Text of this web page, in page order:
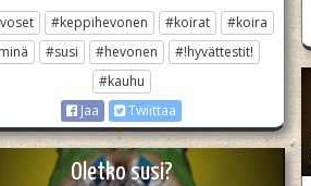
#keppihevonen #koirat
#koira
#susi #hevonen
#!hyvättestit!
#kauhu
Jaa
Twiittaa
Oletko susi?